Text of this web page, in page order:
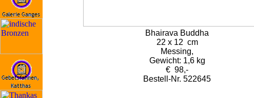
Bhairava Buddha
22 x 12 cm
Messing,
Gewicht: 1,6 kg
€ 98,-
Bestell-Nr. 522645